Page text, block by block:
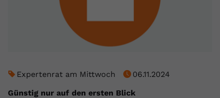
Expertenrat am Mittwoch
06.11.2024
Günstig nur auf den ersten Blick